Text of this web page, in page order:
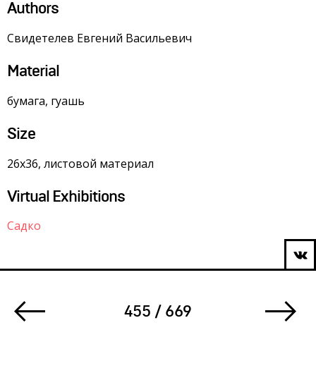
Authors
Свидетелев Евгений Васильевич
Material
бумага, гуашь
Size
26х36, листовой материал
Virtual Exhibitions
Садко
455 / 669